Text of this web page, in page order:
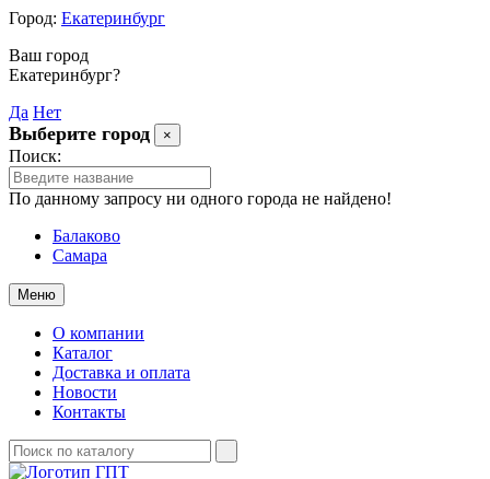
Город: Екатеринбург
Ваш город
Екатеринбург?
Да Нет
Выберите город ×
Поиск:
По данному запросу ни одного города не найдено!
Балаково
Самара
Меню
О компании
Каталог
Доставка и оплата
Новости
Контакты